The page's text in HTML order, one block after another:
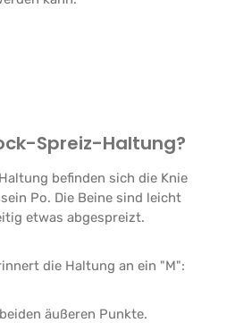
Spreiz-Haltung?
befinden sich die Knie
Po. Die Beine sind leicht
etwas abgespreizt.
die Haltung an ein "M":
äußeren Punkte.